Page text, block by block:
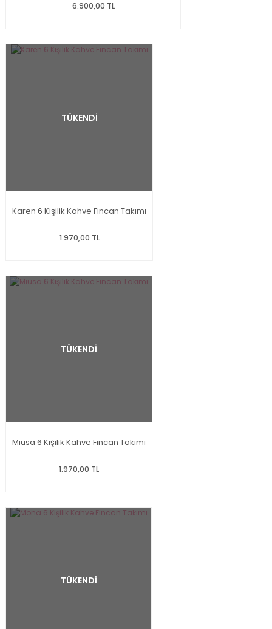
6.900,00 TL
TÜKENDİ
Karen 6 Kişilik Kahve Fincan Takımı
1.970,00 TL
TÜKENDİ
Miusa 6 Kişilik Kahve Fincan Takımı
1.970,00 TL
TÜKENDİ